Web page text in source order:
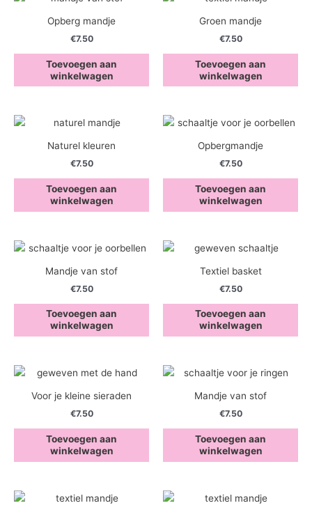
Opberg mandje
€7.50
Toevoegen aan
winkelwagen
Groen mandje
€7.50
Toevoegen aan
winkelwagen
Naturel kleuren
€7.50
Toevoegen aan
winkelwagen
Opbergmandje
€7.50
Toevoegen aan
winkelwagen
Mandje van stof
€7.50
Toevoegen aan
winkelwagen
Textiel basket
€7.50
Toevoegen aan
winkelwagen
Voor je kleine sieraden
€7.50
Toevoegen aan
winkelwagen
Mandje van stof
€7.50
Toevoegen aan
winkelwagen